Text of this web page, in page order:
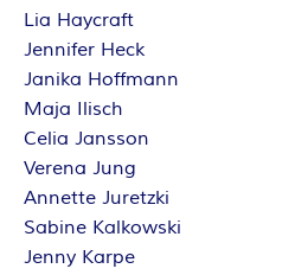
Lia Haycraft
Jennifer Heck
Janika Hoffmann
Maja Ilisch
Celia Jansson
Verena Jung
Annette Juretzki
Sabine Kalkowski
Jenny Karpe